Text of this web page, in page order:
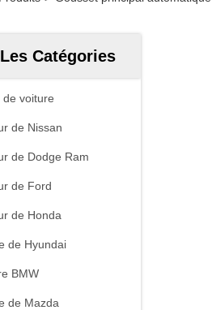
Catégories
de voiture
de Nissan
de Dodge Ram
de Ford
de Honda
de Hyundai
BMW
de Mazda